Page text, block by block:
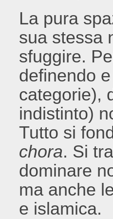
La pura
sua stessa
sfuggire.
definendo
categorie),
indistinto)
Tutto si
chora. Si
dominare
ma anche
e islamica.